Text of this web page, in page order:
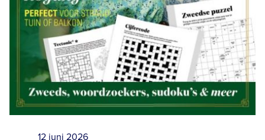
12 juni 2026